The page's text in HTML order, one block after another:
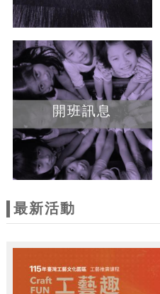
開班訊息
最新活動